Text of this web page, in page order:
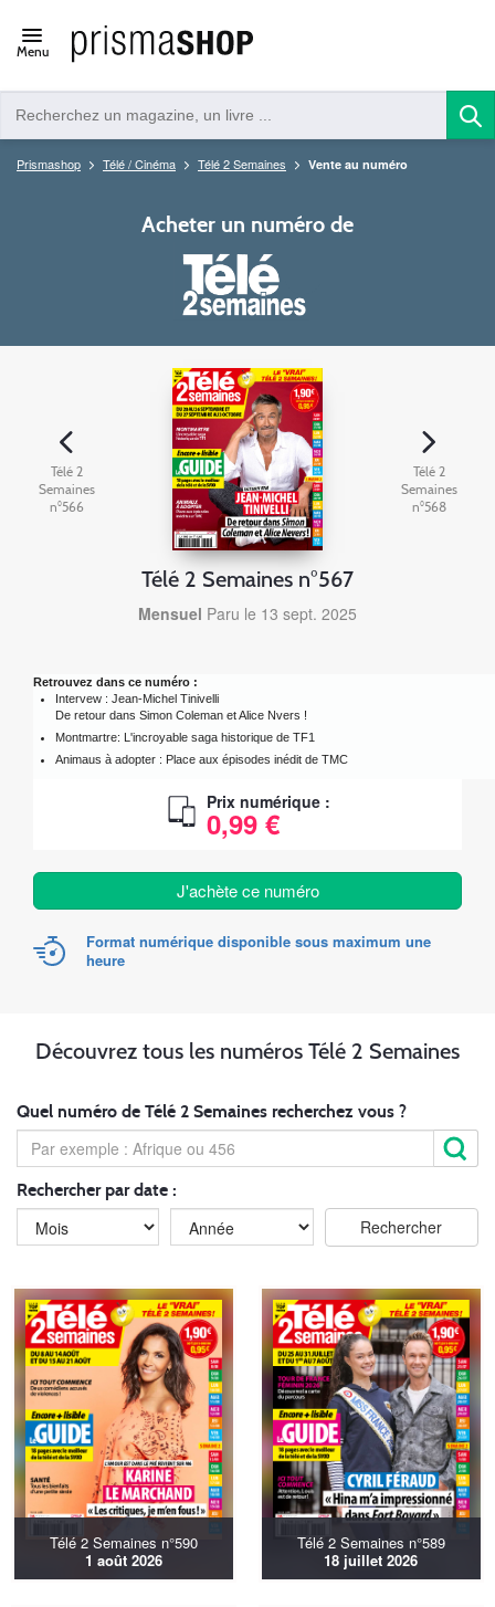
Open/close
navigation
Menu
Prismashop Télé / Cinéma Télé 2 Semaines Vente au numéro
Acheter un numéro de
Télé 2
Semaines
n°566
Télé 2 Semaines n°567
Mensuel Paru le 13 sept. 2025
Retrouvez dans ce numéro :
Intervew : Jean-Michel Tinivelli
De retour dans Simon Coleman et Alice Nvers !
Montmartre: L'incroyable saga historique de TF1
Animaus à adopter : Place aux épisodes inédit de TMC
Prix numérique :
0,99 €
J'achète ce numéro
Format numérique disponible sous maximum une
heure
Télé 2
Semaines
n°568
Découvrez tous les numéros Télé 2 Semaines
Quel numéro de Télé 2 Semaines recherchez vous ?
Rechercher par date :
Télé 2 Semaines n°590
1 août 2026
Télé 2 Semaines n°589
18 juillet 2026